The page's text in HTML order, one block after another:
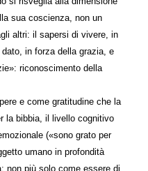
sua coscienza, non un
altri: il sapersi di vivere, in
in forza della grazia, e
riconoscimento della
e come gratitudine che la
la bibbia, il livello cognitivo
(«sono grato per
umano in profondità
non più solo come essere di